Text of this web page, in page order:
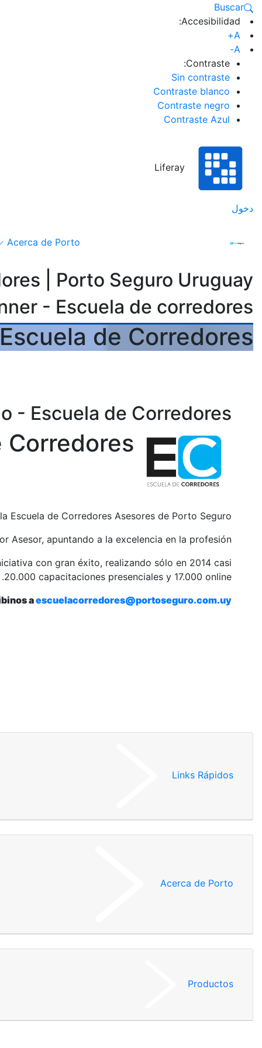
Buscar
Accesibilidad:
A+
A-
Contraste:
Sin contraste
Contraste blanco
Contraste negro
Contraste Azul
Liferay
دخول
Acerca de Porto
| Porto Seguro Uruguay
- Escuela de corredores
Escuela de Corredores
- Escuela de Corredores
Corredores
Escuela de Corredores Asesores de Porto Seguro.
Asesor, apuntando a la excelencia en la profesión.
con gran éxito, realizando sólo en 2014 casi
20.000 capacitaciones presenciales y 17.000 online.
aescuelacorredores@portoseguro.com.uy
Links Rápidos
Acerca de Porto
Productos